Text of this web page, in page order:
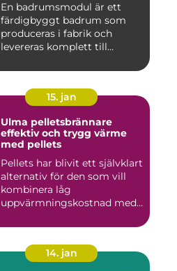
En badrumsmodul är ett
färdigbyggt badrum som
produceras i fabrik och
levereras komplett till
15. jan
Ulma pelletsbrännare
effektiv och trygg värme
med pellets
Pellets har blivit ett självklart
alternativ för den som vill
kombinera låg
uppvärmningskostnad med
14. jan